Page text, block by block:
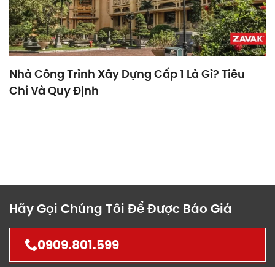
Nhà Công Trình Xây Dựng Cấp 1 Là Gì? Tiêu
Chí Và Quy Định
Hãy Gọi Chúng Tôi Để Được Báo Giá
0909.801.599